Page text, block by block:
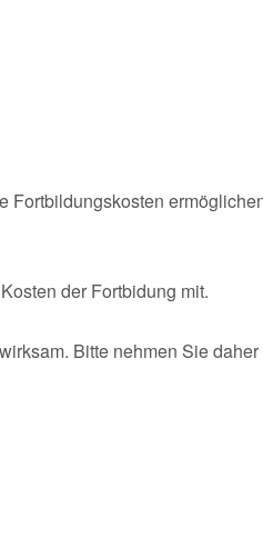
Fortbildungskosten
der Fortbidung mit.
Bitte nehmen Sie